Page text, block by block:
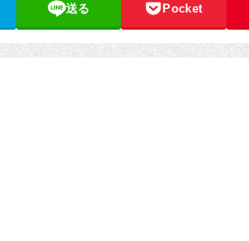
送る Pocket